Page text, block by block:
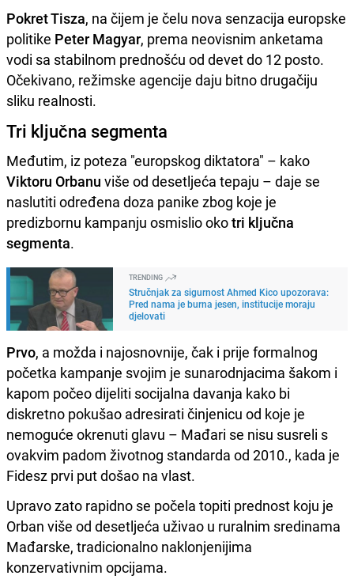
Pokret Tisza, na čijem je čelu nova senzacija europske
politike Peter Magyar, prema neovisnim anketama
vodi sa stabilnom prednošću od devet do 12 posto.
Očekivano, režimske agencije daju bitno drugačiju
sliku realnosti.
Tri ključna segmenta
Međutim, iz poteza "europskog diktatora" – kako
Viktoru Orbanu više od desetljeća tepaju – daje se
naslutiti određena doza panike zbog koje je
predizbornu kampanju osmislio okotri ključna
segmenta.
TRENDING
Stručnjak za sigurnost Ahmed Kico upozorava:
Pred nama je burna jesen, institucije moraju
djelovati
Prvo, a možda i najosnovnije, čak i prije formalnog
početka kampanje svojim je sunarodnjacima šakom i
kapom počeo dijeliti socijalna davanja kako bi
diskretno pokušao adresirati činjenicu od koje je
nemoguće okrenuti glavu – Mađari se nisu susreli s
ovakvim padom životnog standarda od 2010., kada je
Fidesz prvi put došao na vlast.
Upravo zato rapidno se počela topiti prednost koju je
Orban više od desetljeća uživao u ruralnim sredinama
Mađarske, tradicionalno naklonjenijima
konzervativnim opcijama.